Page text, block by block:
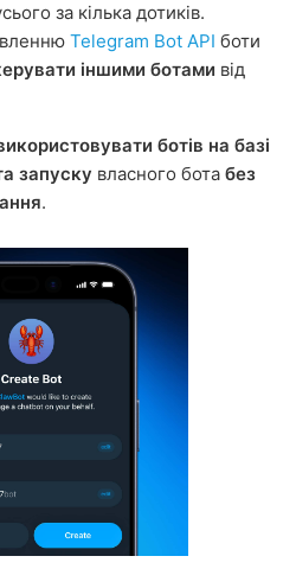
за кілька дотиків.
Telegram Bot API боти
іншими ботами від
ботів на базі
запуску власного бота без
.